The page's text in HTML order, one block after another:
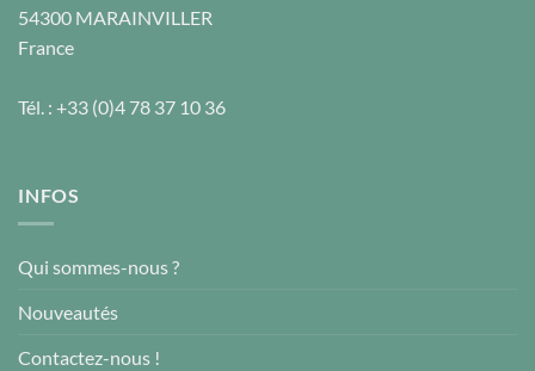
54300 MARAINVILLER
France
Tél. : +33 (0)4 78 37 10 36
INFOS
Qui sommes-nous ?
Nouveautés
Contactez-nous !